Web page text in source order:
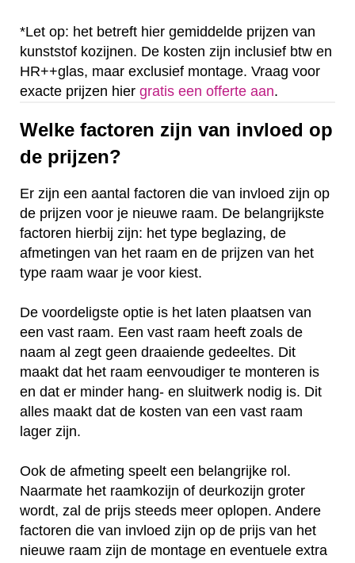
*Let op: het betreft hier gemiddelde prijzen van
kunststof kozijnen. De kosten zijn inclusief btw en
HR++glas, maar exclusief montage. Vraag voor
exacte prijzen hier gratis een offerte aan.
Welke factoren zijn van invloed op
de prijzen?
Er zijn een aantal factoren die van invloed zijn op
de prijzen voor je nieuwe raam. De belangrijkste
factoren hierbij zijn: het type beglazing, de
afmetingen van het raam en de prijzen van het
type raam waar je voor kiest.
De voordeligste optie is het laten plaatsen van
een vast raam. Een vast raam heeft zoals de
naam al zegt geen draaiende gedeeltes. Dit
maakt dat het raam eenvoudiger te monteren is
en dat er minder hang- en sluitwerk nodig is. Dit
alles maakt dat de kosten van een vast raam
lager zijn.
Ook de afmeting speelt een belangrijke rol.
Naarmate het raamkozijn of deurkozijn groter
wordt, zal de prijs steeds meer oplopen. Andere
factoren die van invloed zijn op de prijs van het
nieuwe raam zijn de montage en eventuele extra